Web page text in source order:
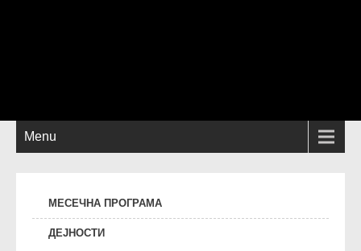
Menu
МЕСЕЧНА ПРОГРАМА
ДЕЈНОСТИ